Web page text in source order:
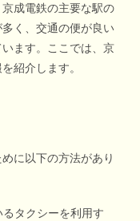
成電鉄の主要な駅の
く、交通の便が良い
ます。ここでは、京
紹介します。
に以下の方法があり
タクシーを利用す